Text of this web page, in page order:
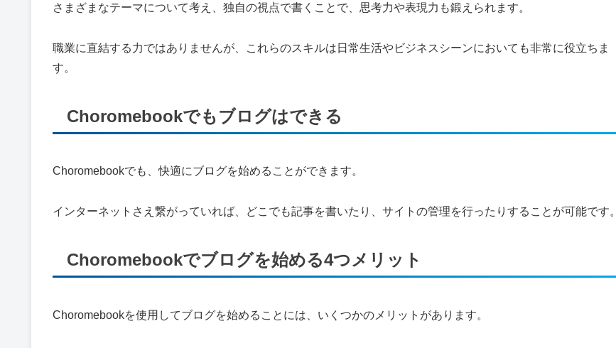
さまざまなテーマについて考え、独自の視点で書くことで、思考力や表現力も鍛えられます。
職業に直結する力ではありませんが、これらのスキルは日常生活やビジネスシーンにおいても非常に役立ちま
す。
Choromebookでもブログはできる
Choromebookでも、快適にブログを始めることができます。
インターネットさえ繋がっていれば、どこでも記事を書いたり、サイトの管理を行ったりすることが可能です。
Choromebookでブログを始める4つメリット
Choromebookを使用してブログを始めることには、いくつかのメリットがあります。